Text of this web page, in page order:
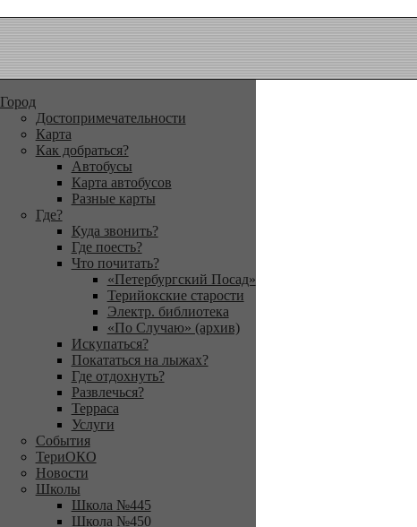
Город
Достопримечательности
Карта
Как добраться?
Автобусы
Карта автобусов
Разные карты
Где?
Куда звонить?
Где поесть?
Что почитать?
«Петербургский Посад»
Терийокские старости
Электр. библиотека
«По Случаю» (архив)
Искупаться?
Покататься на лыжах?
Где отдохнуть?
Развлечься?
Терраса
Услуги
События
ТериОКО
Новости
Школы
Школа №445
Школа №450